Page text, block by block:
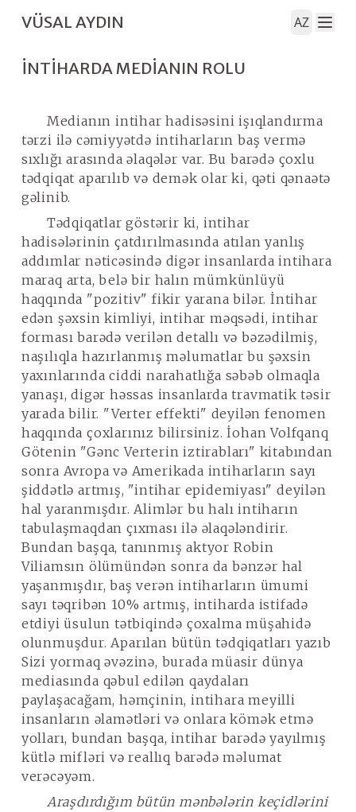
VÜSAL AYDIN AZ
İNTIHARDA MEDIANIN ROLU
Medianın intihar hadisəsini işıqlandırma
tərzi ilə cəmiyyətdə intiharların baş vermə
sıxlığı arasında əlaqələr var. Bu barədə çoxlu
tədqiqat aparılıb və demək olar ki, qəti qənaətə
gəlinib.
Tədqiqatlar göstərir ki, intihar
hadisələrinin çatdırılmasında atılanyanlış
addımlar nəticəsində digər insanlarda intihara
maraq arta, belə bir halın mümkünlüyü
haqqında "pozitiv" fikir yarana bilər. İntihar
edən şəxsin kimliyi, intihar məqsədi, intihar
forması barədə verilən detallı və bəzədilmiş,
naşılıqla hazırlanmış məlumatlar bu şəxsin
yaxınlarında ciddi narahatlığa səbəb olmaqla
yanaşı, digər həssas insanlarda travmatik təsir
yarada bilir. "Verter effekti" deyilən fenomen
haqqında çoxlarınız bilirsiniz. İohan Volfqanq
Götenin "Gənc Verterin iztirabları" kitabından
sonra Avropa və Amerikada intiharların sayı
şiddətlə artmış, "intihar epidemiyası" deyilən
hal yaranmışdır. Alimlər bu halı intiharın
tabulaşmaqdan çıxması ilə əlaqələndirir.
Bundan başqa, tanınmış aktyor Robin
Viliamsın ölümündən sonra da bənzər hal
yaşanmışdır, baş verən intiharların ümumi
sayı təqribən 10% artmış, intiharda istifadə
etdiyi üsulun tətbiqində çoxalma müşahidə
olunmuşdur. Aparılan bütün tədqiqatları yazıb
Sizi yormaq əvəzinə, burada müasir dünya
mediasında qəbul edilən qaydaları
paylaşacağam, həmçinin, intihara meyilli
insanların əlamətləri və onlara kömək etmə
yolları, bundan başqa, intihar barədə yayılmış
kütlə mifləri və reallıq barədə məlumat
verəcəyəm.
Araşdırdığım bütün mənbələrin keçidlərini